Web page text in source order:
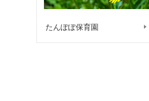
たんぽぽ保育園